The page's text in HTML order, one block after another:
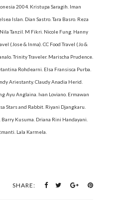
2004. Kristupa Saragih. Iman
Islan. Dian Sastro. Tara Basro. Reza
Tanzil. M Fikri. Nicole Fung. Hanny
(Jose & Inma). CC Food Travel (Jo &
Trinity Traveler. Marischa Prudence.
Rohdearni. Elsa Fransisca Purba.
Ariestanty. Claudy Anadia Herid.
Ayu Anglaina. Ivan Loviano. Ermawan
Stars and Rabbit. Riyani Djangkaru.
Kusuma. Driana Rini Handayani.
Lala Karmela.
SHARE: